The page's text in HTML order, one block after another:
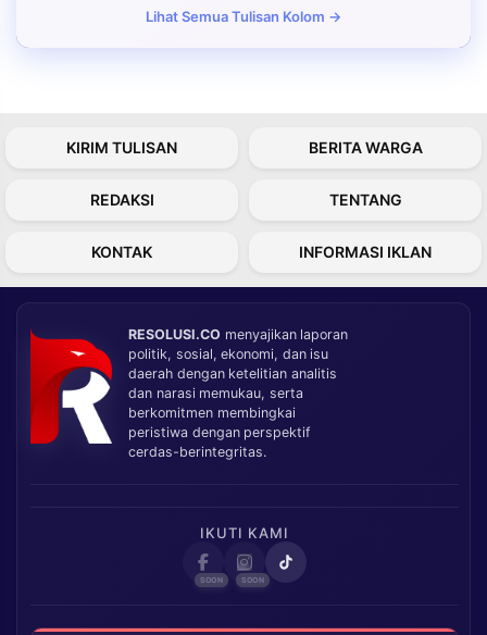
Lihat Semua Tulisan Kolom →
KIRIM TULISAN BERITA WARGA
REDAKSI TENTANG
KONTAK INFORMASI IKLAN
RESOLUSI.CO menyajikan laporan
politik, sosial, ekonomi, dan isu
daerah dengan ketelitian analitis
dan narasi memukau, serta
berkomitmen membingkai
peristiwa dengan perspektif
cerdas-berintegritas.
IKUTI KAMI